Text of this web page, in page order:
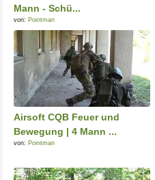
Mann - Schü...
von: Pointman
Airsoft CQB Feuer und
Bewegung | 4 Mann ...
von: Pointman